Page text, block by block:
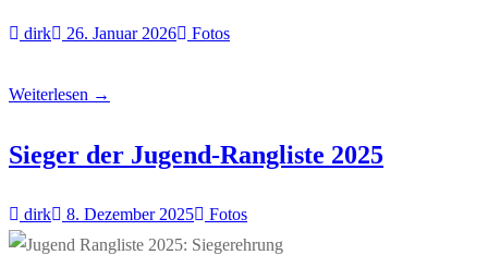
dirk 26. Januar 2026 Fotos
Weiterlesen →
Sieger der Jugend-Rangliste 2025
dirk 8. Dezember 2025 Fotos